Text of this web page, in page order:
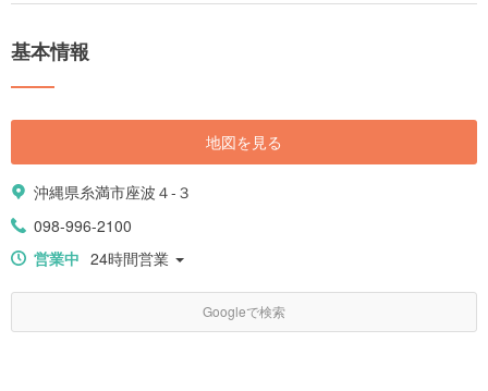
基本情報
地図を見る
沖縄県糸満市座波４-３
098-996-2100
営業中 24時間営業
Googleで検索